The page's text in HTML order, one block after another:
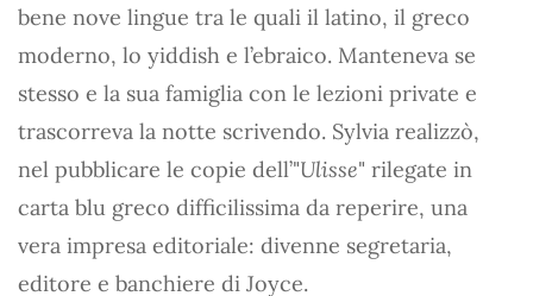
bene nove lingue tra le quali il latino, il greco
moderno, lo yiddish e l’ebraico. Manteneva se
stesso e la sua famiglia con le lezioni private e
trascorreva la notte scrivendo. Sylvia realizzò,
nel pubblicare le copie dell’"Ulisse" rilegate in
carta blu greco difficilissima da reperire, una
vera impresa editoriale: divenne segretaria,
editore e banchiere di Joyce.